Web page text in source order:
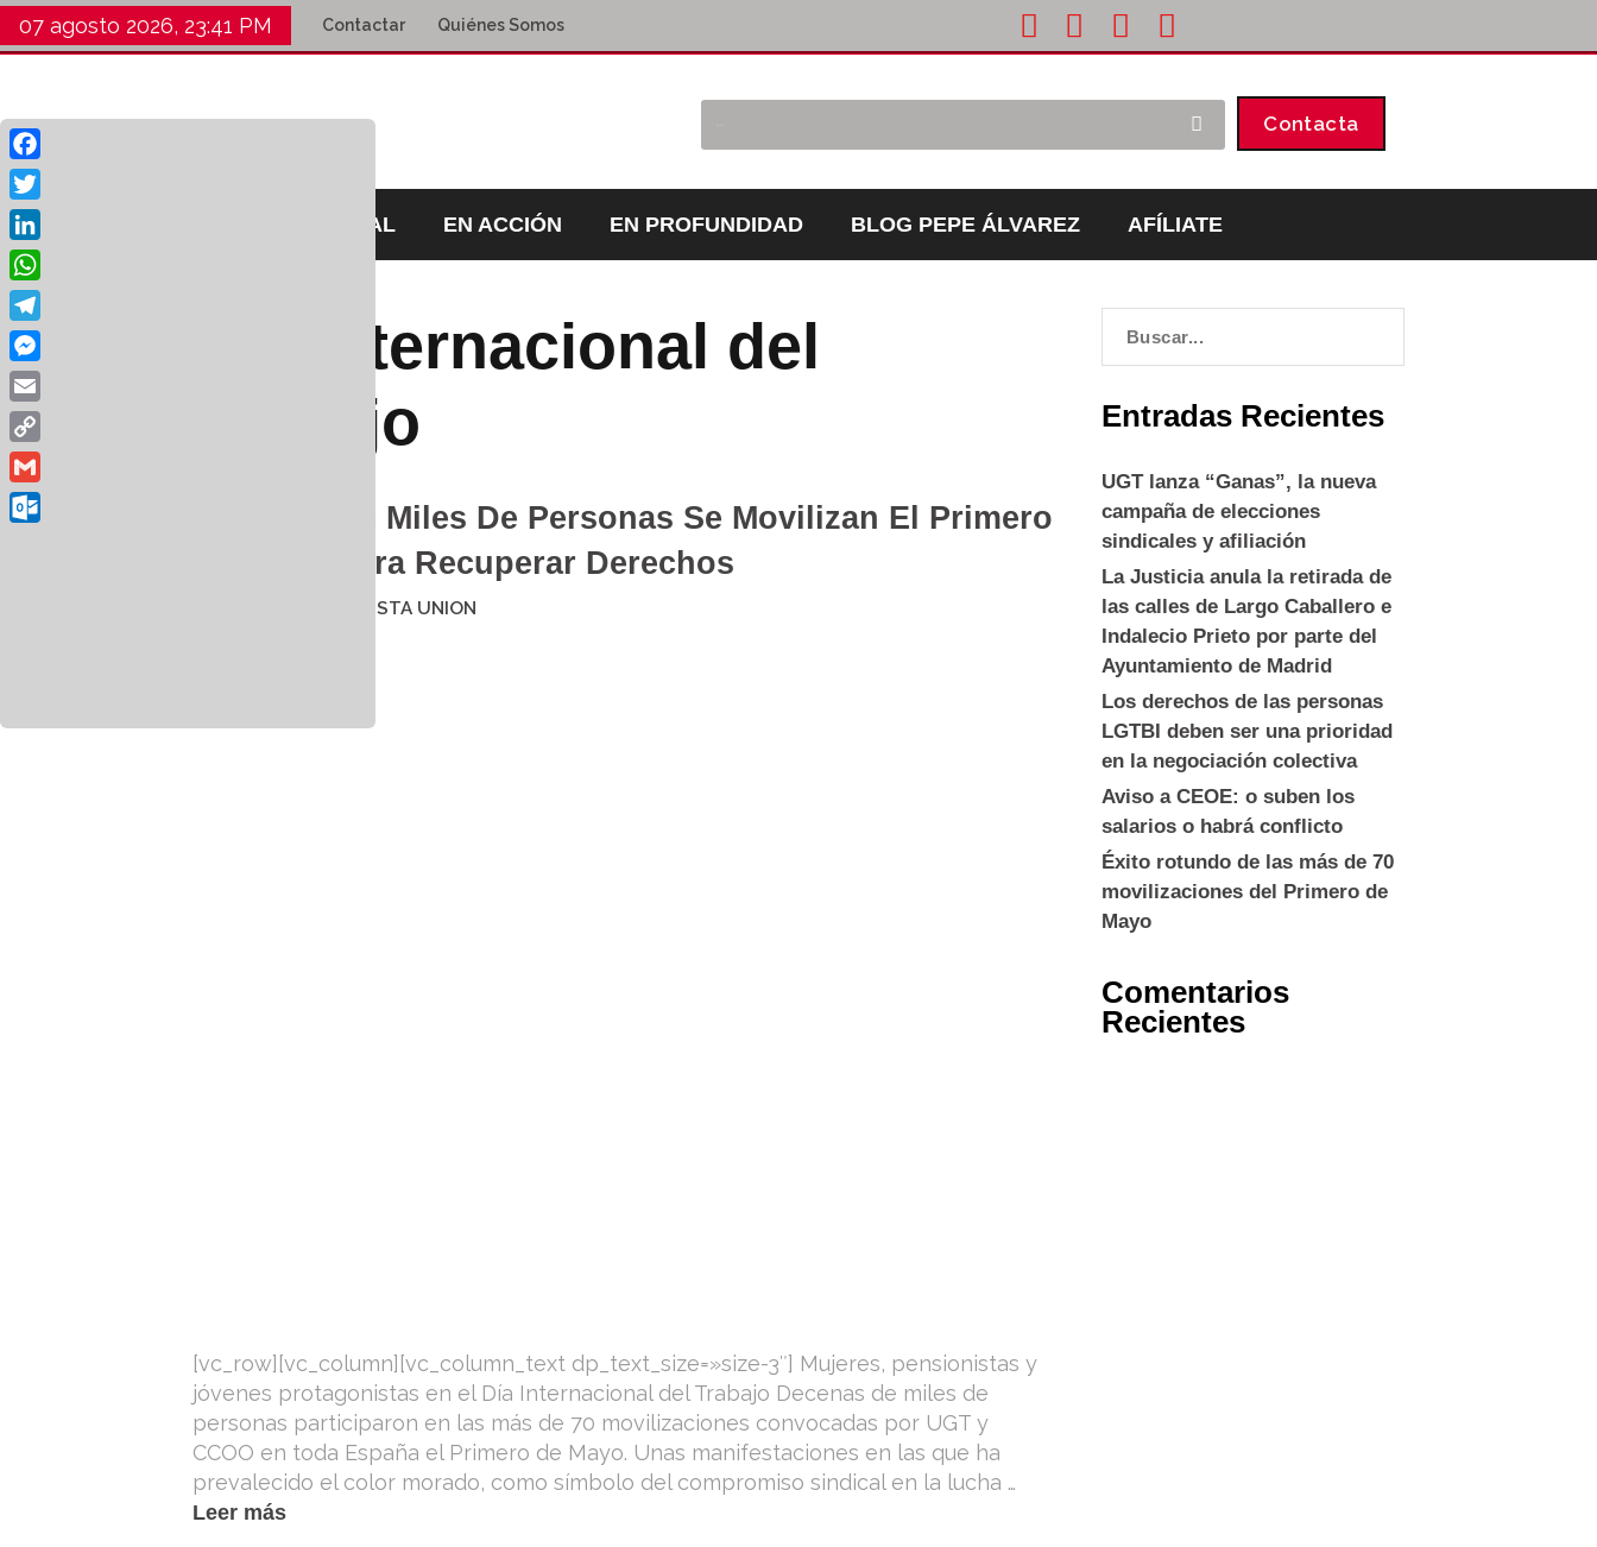
07 agosto 2026, 23:41 PM Contactar Quiénes Somos
Contacta
EDITORIAL EN ACCIÓN EN PROFUNDIDAD BLOG PEPE ÁLVAREZ AFÍLIATE
Día Internacional del
Trabajo
Decenas De Miles De Personas Se Movilizan El Primero
De Mayo Para Recuperar Derechos
REVISTA UNION
[vc_row][vc_column][vc_column_text dp_text_size=»size-3″] Mujeres, pensionistas y
jóvenes protagonistas en el Día Internacional del Trabajo Decenas de miles de
personas participaron en las más de 70 movilizaciones convocadas por UGT y
CCOO en toda España el Primero de Mayo. Unas manifestaciones en las que ha
prevalecido el color morado, como símbolo del compromiso sindical en la lucha …
Leer más
Entradas Recientes
UGT lanza “Ganas”, la nueva
campaña de elecciones
sindicales y afiliación
La Justicia anula la retirada de
las calles de Largo Caballero e
Indalecio Prieto por parte del
Ayuntamiento de Madrid
Los derechos de las personas
LGTBI deben ser una prioridad
en la negociación colectiva
Aviso a CEOE: o suben los
salarios o habrá conflicto
Éxito rotundo de las más de 70
movilizaciones del Primero de
Mayo
Comentarios
Recientes
Facebook
Twitter
LinkedIn
WhatsApp
Telegram
Messenger
Email
Copy
Link
Gmail